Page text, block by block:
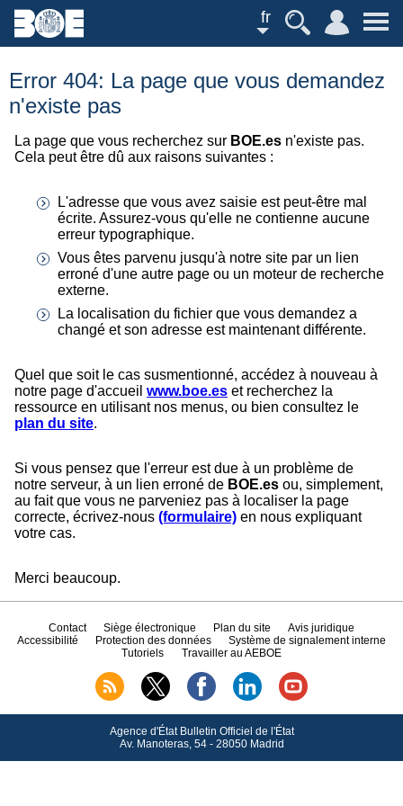
fr
Error 404: La page que vous demandez
n'existe pas
La page que vous recherchez sur BOE.es n'existe pas.
Cela peut être dû aux raisons suivantes :
L'adresse que vous avez saisie est peut-être mal
écrite. Assurez-vous qu'elle ne contienne aucune
erreur typographique.
Vous êtes parvenu jusqu'à notre site par un lien
erroné d'une autre page ou un moteur de recherche
externe.
La localisation du fichier que vous demandez a
changé et son adresse est maintenant différente.
Quel que soit le cas susmentionné, accédez à nouveau à
notre page d'accueil www.boe.es et recherchez la
ressource en utilisant nos menus, ou bien consultez le
plan du site.
Si vous pensez que l'erreur est due à un problème de
notre serveur, à un lien erroné de BOE.es ou, simplement,
au fait que vous ne parveniez pas à localiser la page
correcte, écrivez-nous (formulaire) en nous expliquant
votre cas.
Merci beaucoup.
Contact Siège électronique Plan du site
Avis juridique
Accessibilité
Protection des données
Système de signalement interne
Tutoriels
Travailler au AEBOE
Agence d'État Bulletin Officiel de l'État
Av.Manoteras, 54 - 28050 Madrid